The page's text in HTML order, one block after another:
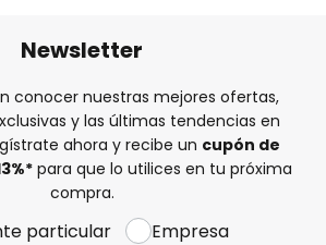
Newsletter
conocer nuestras mejores ofertas,
y las últimas tendencias en
ahora y recibe un cupón de
* para que lo utilices en tu próxima
compra.
particular Empresa